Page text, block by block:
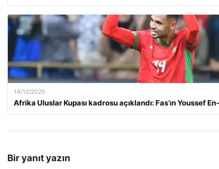
14/12/2025
Afrika Uluslar Kupası kadrosu açıklandı: Fas’ın Youssef
Bir yanıt yazın